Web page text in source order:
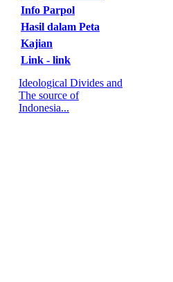
Info Parpol
Hasil dalam Peta
Kajian
Link - link
Ideological Divides and
The source of
Indonesia...